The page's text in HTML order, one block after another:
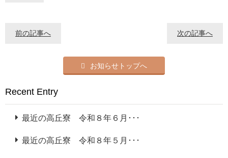
前の記事へ 次の記事へ
お知らせトップへ
Recent Entry
最近の高丘寮 令和８年６月･･･
最近の高丘寮 令和８年５月･･･